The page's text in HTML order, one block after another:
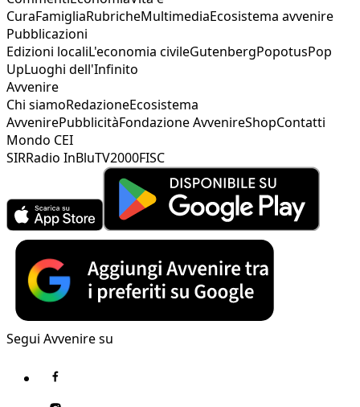
CuraFamigliaRubricheMultimediaEcosistema avvenire
Pubblicazioni
Edizioni localiL'economia civileGutenbergPopotusPop
UpLuoghi dell'Infinito
Avvenire
Chi siamoRedazioneEcosistema
AvvenirePubblicitàFondazione AvvenireShopContatti
Mondo CEI
SIRRadio InBluTV2000FISC
Segui Avvenire su